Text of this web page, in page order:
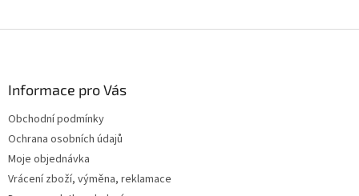
Informace pro Vás
Obchodní podmínky
Ochrana osobních údajů
Moje objednávka
Vrácení zboží, výměna, reklamace